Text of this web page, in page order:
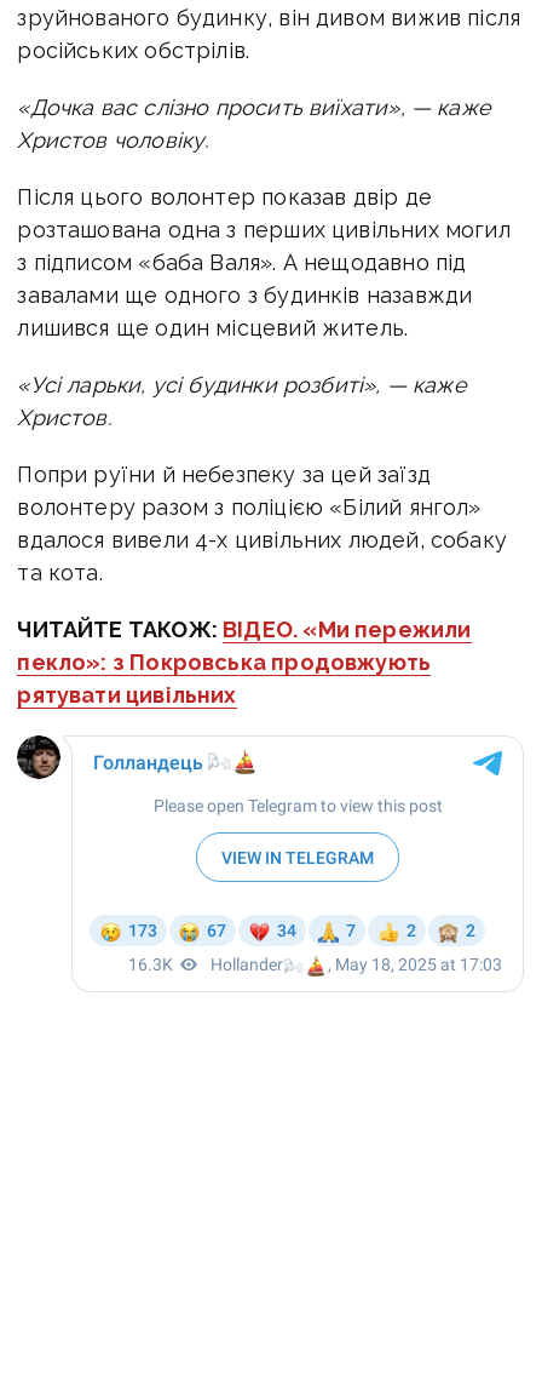
зруйнованого будинку, він дивом вижив після
російських обстрілів.
«Дочка вас слізно просить виїхати», — каже
Христов чоловіку.
Після цього волонтер показав двір де
розташована одна з перших цивільних могил
з підписом «баба Валя». А нещодавно під
завалами ще одного з будинків назавжди
лишився ще один місцевий житель.
«Усі ларьки, усі будинки розбиті», — каже
Христов.
Попри руїни й небезпеку за цей заїзд
волонтеру разом з поліцією «Білий янгол»
вдалося вивели 4-х цивільних людей, собаку
та кота.
ЧИТАЙТЕ ТАКОЖ: ВІДЕО. «Ми пережили
пекло»: з Покровська продовжують
рятувати цивільних